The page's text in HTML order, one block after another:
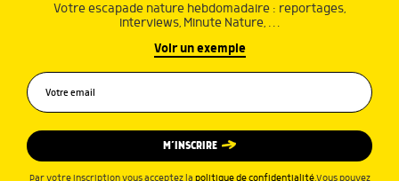
Votre escapade nature hebdomadaire : reportages,
interviews, Minute Nature, …
Voir un exemple
M’INSCRIRE
Par votre inscription vous acceptez la politique de confidentialité.Vous pouvez